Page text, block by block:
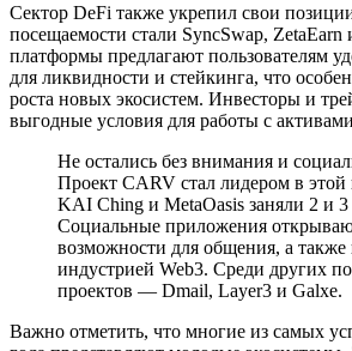
Сектор DeFi также укрепил свои
посещаемости стали SyncSwap, ZetaEarn
платформы предлагают пользователям
для ликвидности и стейкинга, что
роста новых экосистем. Инвесторы и
выгодные условия для работы с
Не остались без внимания и
Проект CARV стал лидером в этой
KAI Ching и MetaOasis заняли 2 и 3
Социальные приложения
возможности для общения, а также
индустрией Web3. Среди других
проектов — Dmail, Layer3 и Galxe.
Важно отметить, что многие из самых